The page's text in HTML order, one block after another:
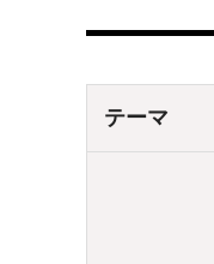
テーマ